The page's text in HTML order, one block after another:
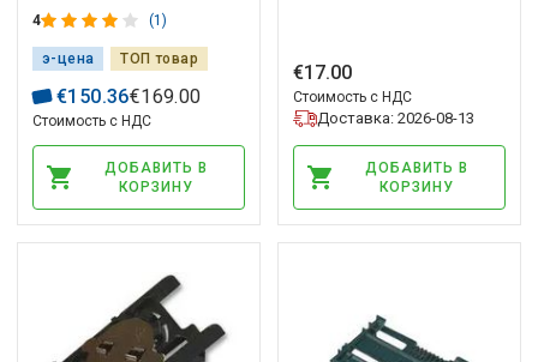
10 400 мАч, USB-C,
MicroSD до 512 Гб
4 (1)
э-ценa ТОП товар
€150.36€169.00
Стоимость с НДС
ДОБАВИТЬ В
КОРЗИНУ
€17.00
Стоимость с НДС
Доставка: 2026-08-13
ДОБАВИТЬ В
КОРЗИНУ